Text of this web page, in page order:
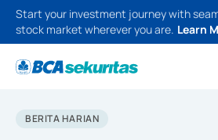
Start your investment journey with
stock market wherever you are. Learn
BERITA HARIAN